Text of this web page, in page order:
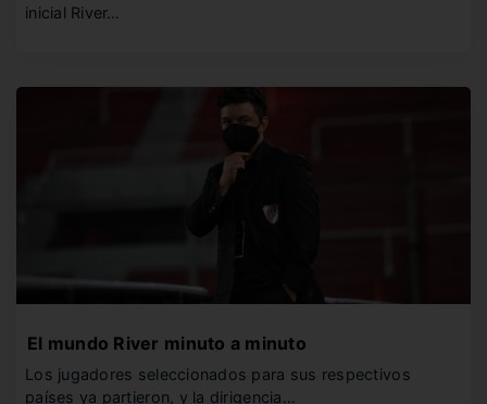
inicial River…
El mundo River minuto a minuto
Los jugadores seleccionados para sus respectivos
países ya partieron, y la dirigencia…